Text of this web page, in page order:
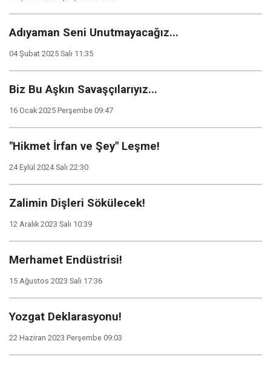
Adıyaman Seni Unutmayacağız...
04 Şubat 2025 Salı 11:35
Biz Bu Aşkın Savaşçılarıyız...
16 Ocak 2025 Perşembe 09:47
"Hikmet İrfan ve Şey" Leşme!
24 Eylül 2024 Salı 22:30
Zalimin Dişleri Sökülecek!
12 Aralık 2023 Salı 10:39
Merhamet Endüstrisi!
15 Ağustos 2023 Salı 17:36
Yozgat Deklarasyonu!
22 Haziran 2023 Perşembe 09:03